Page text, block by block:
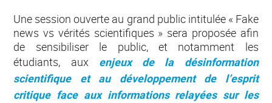
Une session ouverte au grand public intitulée « Fake
news vs vérités scientifiques » sera proposée afin
de sensibiliser le public, et notamment les
étudiants, aux enjeux de la désinformation
scientifique et au développement de l’esprit
critique face aux informations relayées sur les